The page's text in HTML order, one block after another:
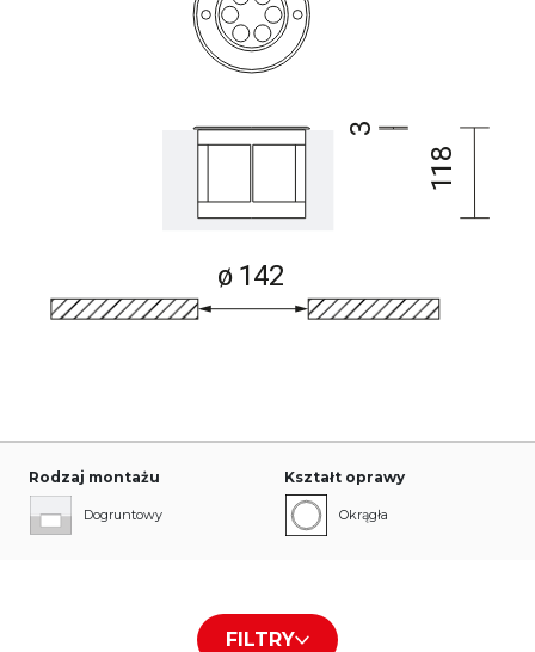
Rodzaj montażu
Dogruntowy
Kształt oprawy
Okrągła
Rodzaj przesłony/płyty Kolor obudowy
FILTRY